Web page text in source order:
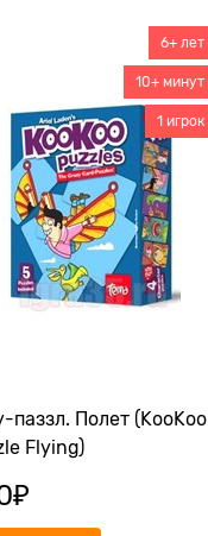
паззл. Полет (KooKoo
Flying)
6+ лет
10+ минут
1 игрок
₽